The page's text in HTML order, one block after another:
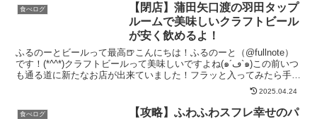
食べログ
【閉店】蒲田矢口渡の羽田タップ
ルームで美味しいクラフトビール
が安く飲めるよ！
ふるのーとビールって最高🍺こんにちは！ふるのーと（@fullnote）
です！(*^^*)クラフトビールって美味しいですよね(๑´ڡ`๑)この前いつ
も通る道に新たなお店が出来ていました！フラッと入ってみたら手軽
2025.04.24
食べログ
【攻略】ふわふわスフレ幸せのパ